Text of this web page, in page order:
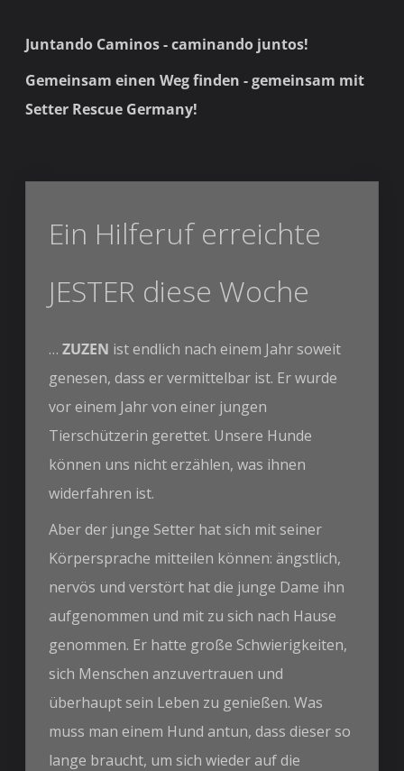
Juntando Caminos - caminando juntos!
Gemeinsam einen Weg finden - gemeinsam mit
Setter Rescue Germany!
Ein Hilferuf erreichte
JESTER diese Woche
…ZUZEN ist endlich nach einem Jahr soweit
genesen, dass er vermittelbar ist. Er wurde
vor einem Jahr von einer jungen
Tierschützerin gerettet. Unsere Hunde
können uns nicht erzählen, was ihnen
widerfahren ist.
Aber der junge Setter hat sich mit seiner
Körpersprache mitteilen können: ängstlich,
nervös und verstört hat die junge Dame ihn
aufgenommen und mit zu sich nach Hause
genommen. Er hatte große Schwierigkeiten,
sich Menschen anzuvertrauen und
überhaupt sein Leben zu genießen. Was
muss man einem Hund antun, dass dieser so
lange braucht, um sich wieder auf die